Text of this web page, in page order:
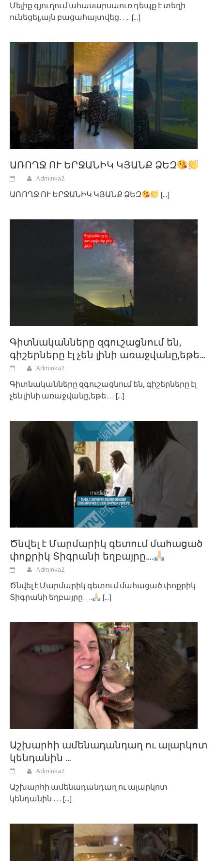
Մելիք գյուղում ահասարսաուռ դեպք է տեղի
ունեցել,այն բացահայտվեց….. [...]
ԱՌՈՂՋ ՈՒ ԵՐՋԱՆԻԿ ԿՅԱՆՔ ՁԵԶ
Adminka2
ԱՌՈՂՋ ՈՒ ԵՐՋԱՆԻԿ ԿՅԱՆՔ ՁԵԶ [...]
Գիտնականները զգուշացնում են,
գիշերները էլ չեն լինի առաջվանը,եթե…
Adminka2
Գիտնականները զգուշացնում են, գիշերները էլ
չեն լինի առաջվանը,եթե… [...]
Ծնվել է Մարմարիկ գետում մահացած
փոքրիկ Տիգրանի եղբայրը….
Adminka2
Ծնվել է Մարմարիկ գետում մահացած փոքրիկ
Տիգրանի եղբայրը….
[...]
Աշխարհի ամենադանդաղ ու ալարկոտ
կենդանին …
Adminka2
Աշխարհի ամենադանդաղ ու ալարկոտ
կենդանին … [...]